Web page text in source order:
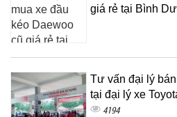
giá rẻ tại Bình
Tư vấn đại lý
tại đại lý xe
4194